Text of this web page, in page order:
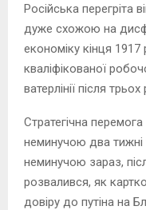
Російська перегріта
дуже схожою на
економіку кінця 1917
кваліфікованої
ватерлінії після
Стратегічна
неминучою два тижні
неминучою зараз,
розвалився, як
довіру до путіна на